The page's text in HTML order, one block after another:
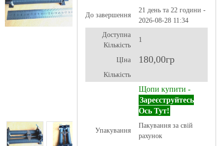
До завершення
21 день та 22 години -
2026-08-28 11:34
Доступна
Кількість
1
ЦІна 180,00гр
Кількість
Щопи купити -
Зареєструйтесь
Ось Тут!
Упакування
Пакування за свій
рахунок